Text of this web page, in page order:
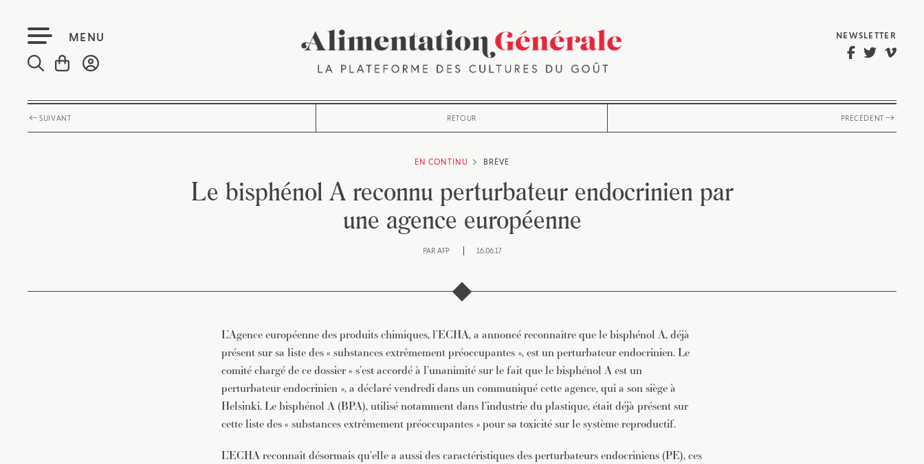
MENU NEWSLETTER
SUIVANT RETOUR PRÉCÉDENT
EN CONTINU BRÈVE
Le bisphénol A reconnu perturbateur endocrinien par
une agence européenne
PAR AFP 16.06.17
L’Agence européenne des produits chimiques, l’ECHA, a annoncé reconnaître que le bisphénol A, déjà
présent sur sa liste des « substances extrêmement préoccupantes », est un perturbateur endocrinien. Le
comité chargé de ce dossier « s’est accordé à l’unanimité sur le fait que le bisphénol A est un
perturbateur endocrinien », a déclaré vendredi dans un communiqué cette agence, qui a son siège à
Helsinki. Le bisphénol A (BPA), utilisé notamment dans l’industrie du plastique, était déjà présent sur
cette liste des « substances extrêmement préoccupantes » pour sa toxicité sur le système reproductif.
L’ECHA reconnaît désormais qu’elle a aussi des caractéristiques des perturbateurs endocriniens (PE), ces